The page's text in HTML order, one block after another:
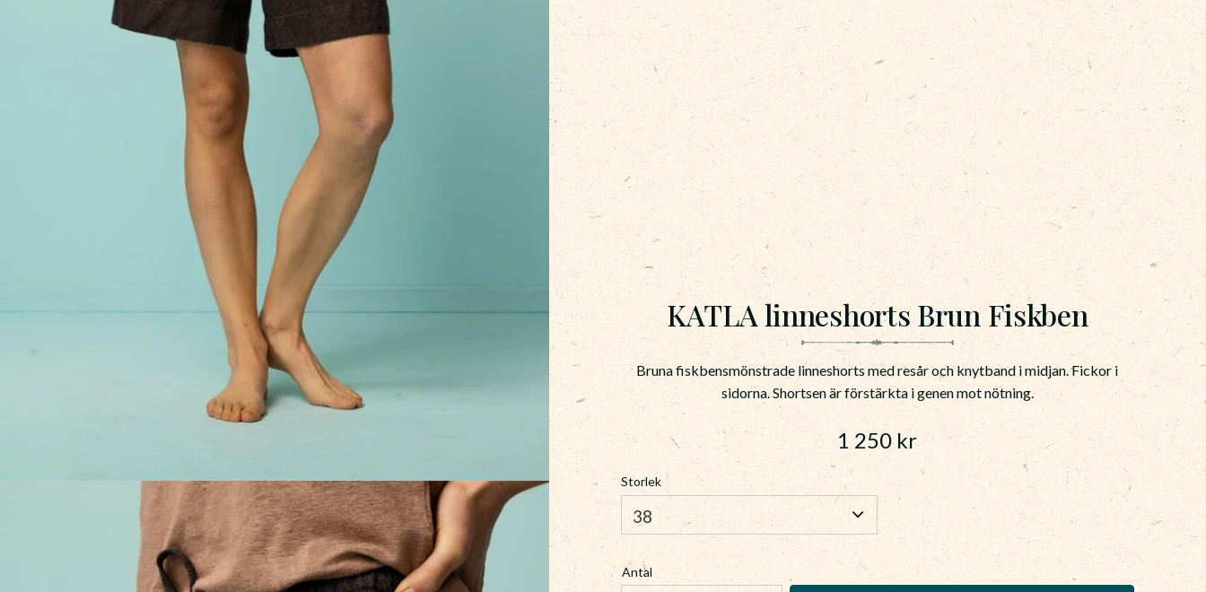
KATLA linneshorts Brun Fiskben
Bruna fiskbensmönstrade linneshorts med resår och knytband i midjan. Fickor i
sidorna. Shortsen är förstärkta i genen mot nötning.
1 250 kr
Storlek
Antal